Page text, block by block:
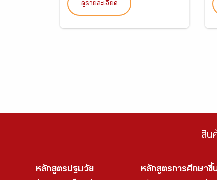
ดูรายละเอียด
สิน
หลักสูตรปฐมวัย หลักสูตรการศึกษาขึ้